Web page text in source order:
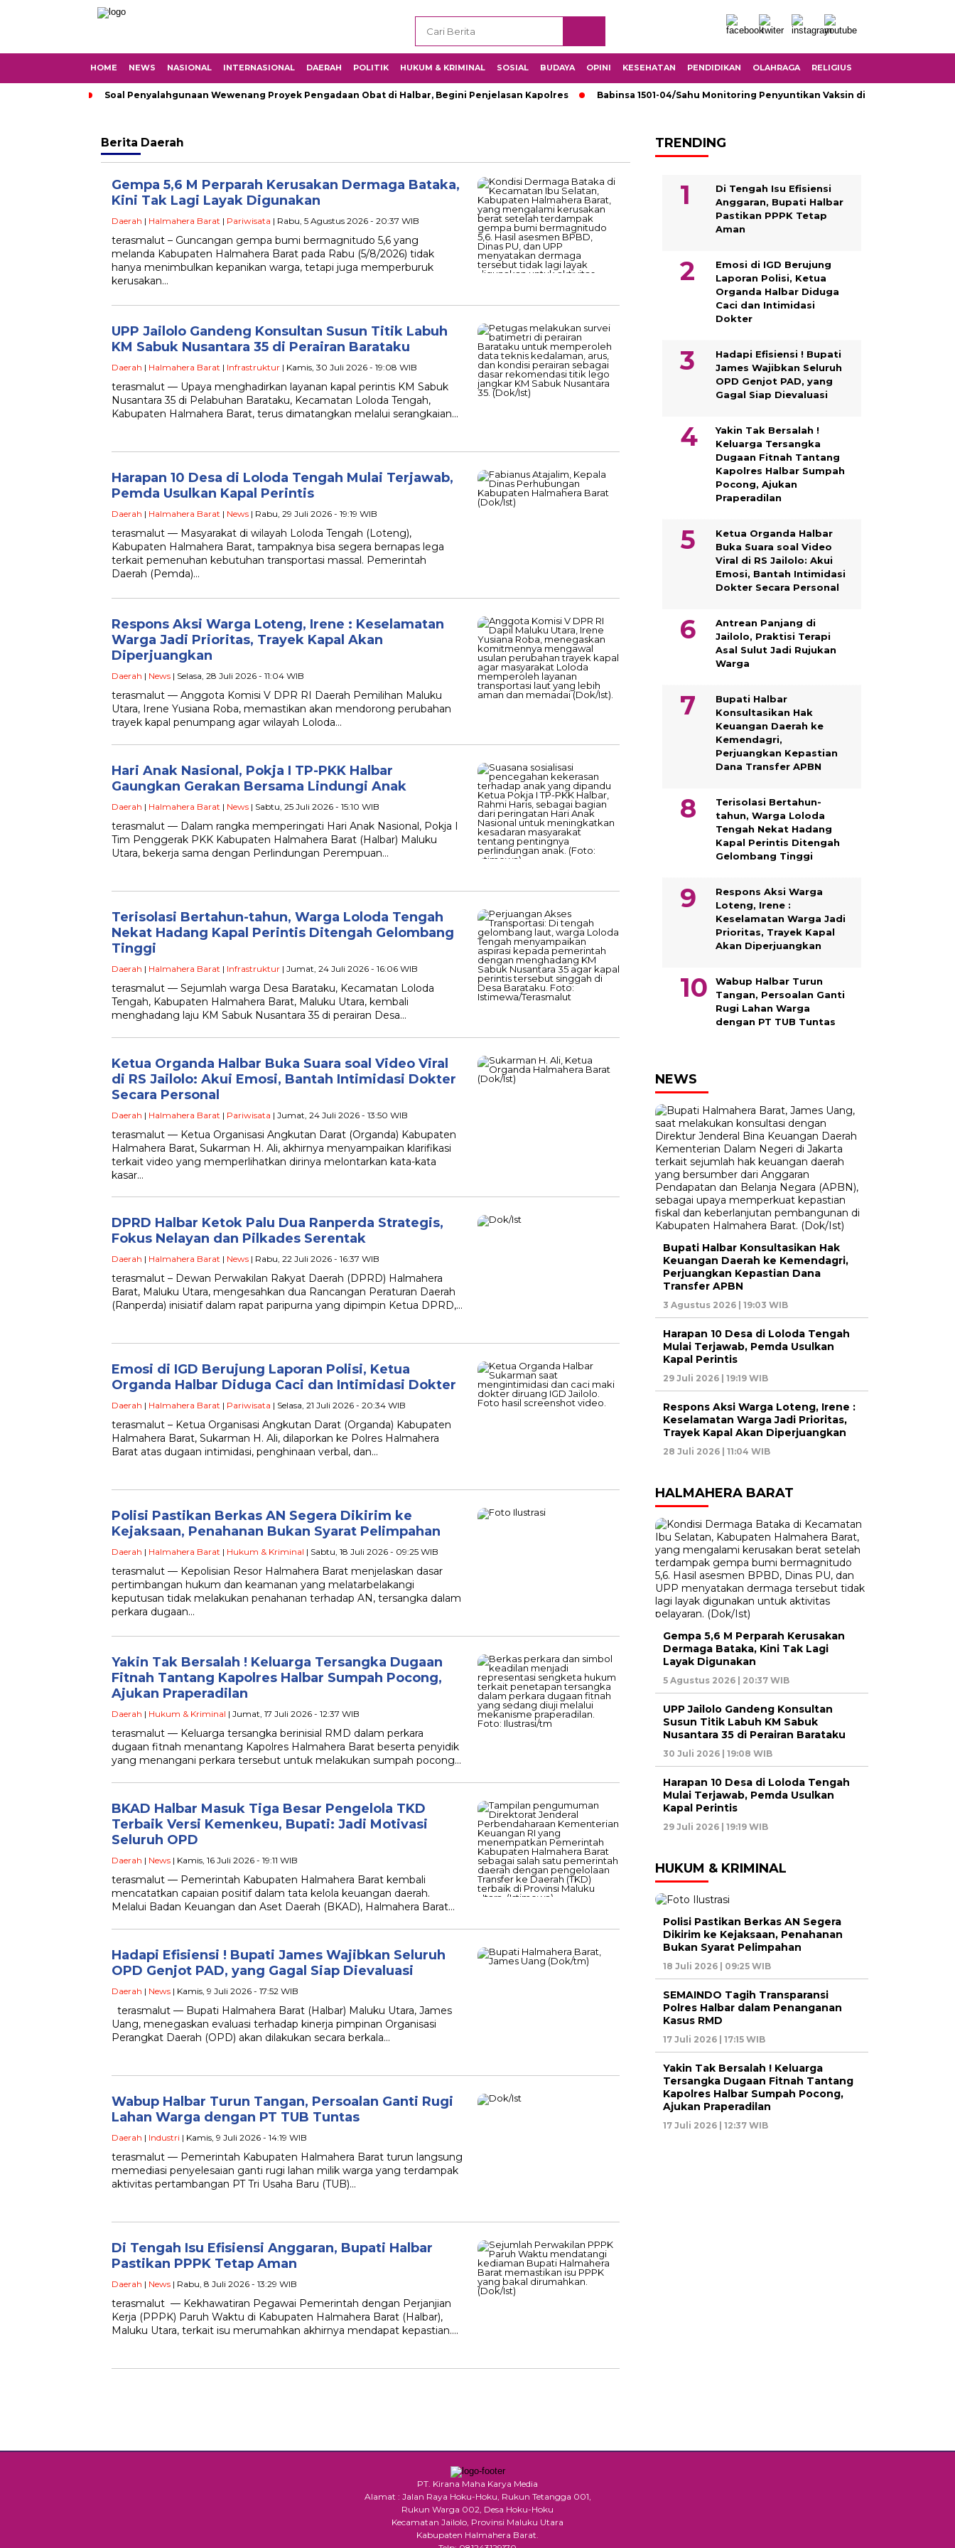
HOME NEWS NASIONAL INTERNASIONAL DAERAH POLITIK HUKUM & KRIMINAL SOSIAL BUDAYA OPINI KESEHATAN PENDIDIKAN OLAHRAGA RELIGIUS
Soal Penyalahgunaan Wewenang Proyek Pengadaan Obat di Halbar, Begini Penjelasan Kapolres Babinsa 1501-04/Sahu Monitoring Penyuntikan Vaksin di SMK Fomarimoi
Berita Daerah
Gempa 5,6 M Perparah Kerusakan Dermaga Bataka,
Kini Tak Lagi Layak Digunakan
Daerah | Halmahera Barat | Pariwisata | Rabu, 5 Agustus 2026 - 20:37 WIB
terasmalut – Guncangan gempa bumi bermagnitudo 5,6 yang
melanda Kabupaten Halmahera Barat pada Rabu (5/8/2026) tidak
hanya menimbulkan kepanikan warga, tetapi juga memperburuk
kerusakan…
UPP Jailolo Gandeng Konsultan Susun Titik Labuh
KM Sabuk Nusantara 35 di Perairan Barataku
Daerah | Halmahera Barat | Infrastruktur | Kamis, 30 Juli 2026 - 19:08 WIB
terasmalut — Upaya menghadirkan layanan kapal perintis KM Sabuk
Nusantara 35 di Pelabuhan Barataku, Kecamatan Loloda Tengah,
Kabupaten Halmahera Barat, terus dimatangkan melalui serangkaian…
Harapan 10 Desa di Loloda Tengah Mulai Terjawab,
Pemda Usulkan Kapal Perintis
Daerah | Halmahera Barat | News | Rabu, 29 Juli 2026 - 19:19 WIB
terasmalut — Masyarakat di wilayah Loloda Tengah (Loteng),
Kabupaten Halmahera Barat, tampaknya bisa segera bernapas lega
terkait pemenuhan kebutuhan transportasi massal. Pemerintah
Daerah (Pemda)…
Respons Aksi Warga Loteng, Irene : Keselamatan
Warga Jadi Prioritas, Trayek Kapal Akan
Diperjuangkan
Daerah | News | Selasa, 28 Juli 2026 - 11:04 WIB
terasmalut — Anggota Komisi V DPR RI Daerah Pemilihan Maluku
Utara, Irene Yusiana Roba, memastikan akan mendorong perubahan
trayek kapal penumpang agar wilayah Loloda…
Hari Anak Nasional, Pokja I TP-PKK Halbar
Gaungkan Gerakan Bersama Lindungi Anak
Daerah | Halmahera Barat | News | Sabtu, 25 Juli 2026 - 15:10 WIB
terasmalut — Dalam rangka memperingati Hari Anak Nasional, Pokja I
Tim Penggerak PKK Kabupaten Halmahera Barat (Halbar) Maluku
Utara, bekerja sama dengan Perlindungan Perempuan…
Terisolasi Bertahun-tahun, Warga Loloda Tengah
Nekat Hadang Kapal Perintis Ditengah Gelombang
Tinggi
Daerah | Halmahera Barat | Infrastruktur | Jumat, 24 Juli 2026 - 16:06 WIB
terasmalut — Sejumlah warga Desa Barataku, Kecamatan Loloda
Tengah, Kabupaten Halmahera Barat, Maluku Utara, kembali
menghadang laju KM Sabuk Nusantara 35 di perairan Desa…
Ketua Organda Halbar Buka Suara soal Video Viral
di RS Jailolo: Akui Emosi, Bantah Intimidasi Dokter
Secara Personal
Daerah | Halmahera Barat | Pariwisata | Jumat, 24 Juli 2026 - 13:50 WIB
terasmalut — Ketua Organisasi Angkutan Darat (Organda) Kabupaten
Halmahera Barat, Sukarman H. Ali, akhirnya menyampaikan klarifikasi
terkait video yang memperlihatkan dirinya melontarkan kata-kata
kasar…
DPRD Halbar Ketok Palu Dua Ranperda Strategis,
Fokus Nelayan dan Pilkades Serentak
Daerah | Halmahera Barat | News | Rabu, 22 Juli 2026 - 16:37 WIB
terasmalut – Dewan Perwakilan Rakyat Daerah (DPRD) Halmahera
Barat, Maluku Utara, mengesahkan dua Rancangan Peraturan Daerah
(Ranperda) inisiatif dalam rapat paripurna yang dipimpin Ketua DPRD,…
Emosi di IGD Berujung Laporan Polisi, Ketua
Organda Halbar Diduga Caci dan Intimidasi Dokter
Daerah | Halmahera Barat | Pariwisata | Selasa, 21 Juli 2026 - 20:34 WIB
terasmalut – Ketua Organisasi Angkutan Darat (Organda) Kabupaten
Halmahera Barat, Sukarman H. Ali, dilaporkan ke Polres Halmahera
Barat atas dugaan intimidasi, penghinaan verbal, dan…
Polisi Pastikan Berkas AN Segera Dikirim ke
Kejaksaan, Penahanan Bukan Syarat Pelimpahan
Daerah | Halmahera Barat | Hukum & Kriminal | Sabtu, 18 Juli 2026 - 09:25 WIB
terasmalut — Kepolisian Resor Halmahera Barat menjelaskan dasar
pertimbangan hukum dan keamanan yang melatarbelakangi
keputusan tidak melakukan penahanan terhadap AN, tersangka dalam
perkara dugaan…
Yakin Tak Bersalah ! Keluarga Tersangka Dugaan
Fitnah Tantang Kapolres Halbar Sumpah Pocong,
Ajukan Praperadilan
Daerah | Hukum & Kriminal | Jumat, 17 Juli 2026 - 12:37 WIB
terasmalut — Keluarga tersangka berinisial RMD dalam perkara
dugaan fitnah menantang Kapolres Halmahera Barat beserta penyidik
yang menangani perkara tersebut untuk melakukan sumpah pocong…
BKAD Halbar Masuk Tiga Besar Pengelola TKD
Terbaik Versi Kemenkeu, Bupati: Jadi Motivasi
Seluruh OPD
Daerah | News | Kamis, 16 Juli 2026 - 19:11 WIB
terasmalut — Pemerintah Kabupaten Halmahera Barat kembali
mencatatkan capaian positif dalam tata kelola keuangan daerah.
Melalui Badan Keuangan dan Aset Daerah (BKAD), Halmahera Barat…
Hadapi Efisiensi ! Bupati James Wajibkan Seluruh
OPD Genjot PAD, yang Gagal Siap Dievaluasi
Daerah | News | Kamis, 9 Juli 2026 - 17:52 WIB
terasmalut — Bupati Halmahera Barat (Halbar) Maluku Utara, James
Uang, menegaskan evaluasi terhadap kinerja pimpinan Organisasi
Perangkat Daerah (OPD) akan dilakukan secara berkala…
Wabup Halbar Turun Tangan, Persoalan Ganti Rugi
Lahan Warga dengan PT TUB Tuntas
Daerah | Industri | Kamis, 9 Juli 2026 - 14:19 WIB
terasmalut — Pemerintah Kabupaten Halmahera Barat turun langsung
memediasi penyelesaian ganti rugi lahan milik warga yang terdampak
aktivitas pertambangan PT Tri Usaha Baru (TUB)…
Di Tengah Isu Efisiensi Anggaran, Bupati Halbar
Pastikan PPPK Tetap Aman
Daerah | News | Rabu, 8 Juli 2026 - 13:29 WIB
terasmalut — Kekhawatiran Pegawai Pemerintah dengan Perjanjian
Kerja (PPPK) Paruh Waktu di Kabupaten Halmahera Barat (Halbar),
Maluku Utara, terkait isu merumahkan akhirnya mendapat kepastian….
TRENDING
Di Tengah Isu Efisiensi
Anggaran, Bupati Halbar
Pastikan PPPK Tetap
Aman
Emosi di IGD Berujung
Laporan Polisi, Ketua
Organda Halbar Diduga
Caci dan Intimidasi
Dokter
Hadapi Efisiensi ! Bupati
James Wajibkan Seluruh
OPD Genjot PAD, yang
Gagal Siap Dievaluasi
Yakin Tak Bersalah !
Keluarga Tersangka
Dugaan Fitnah Tantang
Kapolres Halbar Sumpah
Pocong, Ajukan
Praperadilan
Ketua Organda Halbar
Buka Suara soal Video
Viral di RS Jailolo: Akui
Emosi, Bantah Intimidasi
Dokter Secara Personal
Antrean Panjang di
Jailolo, Praktisi Terapi
Asal Sulut Jadi Rujukan
Warga
Bupati Halbar
Konsultasikan Hak
Keuangan Daerah ke
Kemendagri,
Perjuangkan Kepastian
Dana Transfer APBN
Terisolasi Bertahun-
tahun, Warga Loloda
Tengah Nekat Hadang
Kapal Perintis Ditengah
Gelombang Tinggi
Respons Aksi Warga
Loteng, Irene :
Keselamatan Warga Jadi
Prioritas, Trayek Kapal
Akan Diperjuangkan
Wabup Halbar Turun
Tangan, Persoalan Ganti
Rugi Lahan Warga
dengan PT TUB Tuntas
NEWS
Bupati Halbar Konsultasikan Hak
Keuangan Daerah ke Kemendagri,
Perjuangkan Kepastian Dana
Transfer APBN
3 Agustus 2026 | 19:03 WIB
Harapan 10 Desa di Loloda Tengah
Mulai Terjawab, Pemda Usulkan
Kapal Perintis
29 Juli 2026 | 19:19 WIB
Respons Aksi Warga Loteng, Irene :
Keselamatan Warga Jadi Prioritas,
Trayek Kapal Akan Diperjuangkan
28 Juli 2026 | 11:04 WIB
HALMAHERA BARAT
Gempa 5,6 M Perparah Kerusakan
Dermaga Bataka, Kini Tak Lagi
Layak Digunakan
5 Agustus 2026 | 20:37 WIB
UPP Jailolo Gandeng Konsultan
Susun Titik Labuh KM Sabuk
Nusantara 35 di Perairan Barataku
30 Juli 2026 | 19:08 WIB
Harapan 10 Desa di Loloda Tengah
Mulai Terjawab, Pemda Usulkan
Kapal Perintis
29 Juli 2026 | 19:19 WIB
HUKUM & KRIMINAL
Polisi Pastikan Berkas AN Segera
Dikirim ke Kejaksaan, Penahanan
Bukan Syarat Pelimpahan
18 Juli 2026 | 09:25 WIB
SEMAINDO Tagih Transparansi
Polres Halbar dalam Penanganan
Kasus RMD
17 Juli 2026 | 17:15 WIB
Yakin Tak Bersalah ! Keluarga
Tersangka Dugaan Fitnah Tantang
Kapolres Halbar Sumpah Pocong,
Ajukan Praperadilan
17 Juli 2026 | 12:37 WIB
PT. Kirana Maha Karya Media
Alamat : Jalan Raya Hoku-Hoku, Rukun Tetangga 001,
Rukun Warga 002, Desa Hoku-Hoku
Kecamatan Jailolo, Provinsi Maluku Utara
Kabupaten Halmahera Barat.